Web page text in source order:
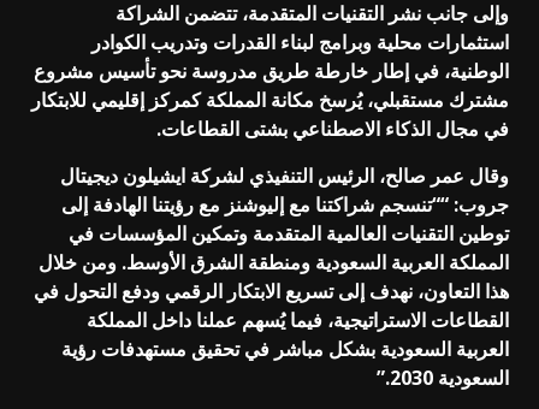
وإلى جانب نشر التقنيات المتقدمة، تتضمن الشراكة
استثمارات محلية وبرامج لبناء القدرات وتدريب الكوادر
الوطنية، في إطار خارطة طريق مدروسة نحو تأسيس مشروع
مشترك مستقبلي، يُرسخ مكانة المملكة كمركز إقليمي للابتكار
في مجال الذكاء الاصطناعي بشتى القطاعات.
وقال عمر صالح، الرئيس التنفيذي لشركة ايشيلون ديجيتال
جروب: ““تنسجم شراكتنا مع إليوشنز مع رؤيتنا الهادفة إلى
توطين التقنيات العالمية المتقدمة وتمكين المؤسسات في
المملكة العربية السعودية ومنطقة الشرق الأوسط. ومن خلال
هذا التعاون، نهدف إلى تسريع الابتكار الرقمي ودفع التحول في
القطاعات الاستراتيجية، فيما يُسهم عملنا داخل المملكة
العربية السعودية بشكل مباشر في تحقيق مستهدفات رؤية
السعودية 2030.”